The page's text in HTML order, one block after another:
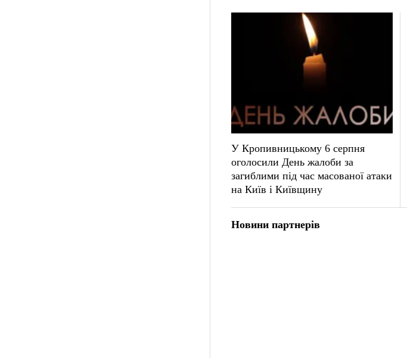
У Кропивницькому 6 серпня
оголосили День жалоби за
загиблими під час масованої атаки
на Київ і Київщину
Новини партнерів